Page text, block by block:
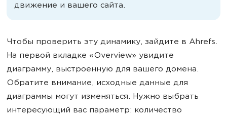
движение и вашего сайта.
Чтобы проверить эту динамику, зайдите в Ahrefs.
На первой вкладке «Overview» увидите
диаграмму, выстроенную для вашего домена.
Обратите внимание, исходные данные для
диаграммы могут изменяться. Нужно выбрать
интересующий вас параметр: количество